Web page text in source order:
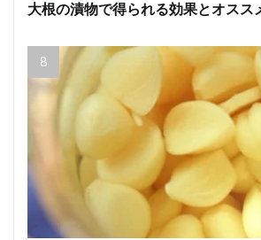
大根の漬物で得られる効果とオスス